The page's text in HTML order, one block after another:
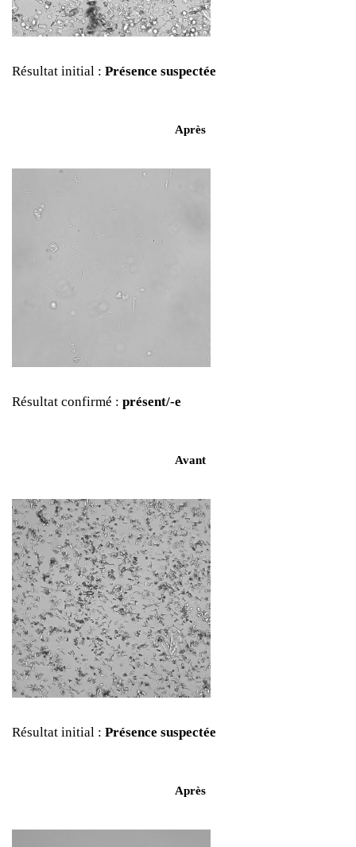
Résultat initial : Présence suspectée
Après
Résultat confirmé : présent/-e
Avant
Résultat initial : Présence suspectée
Après